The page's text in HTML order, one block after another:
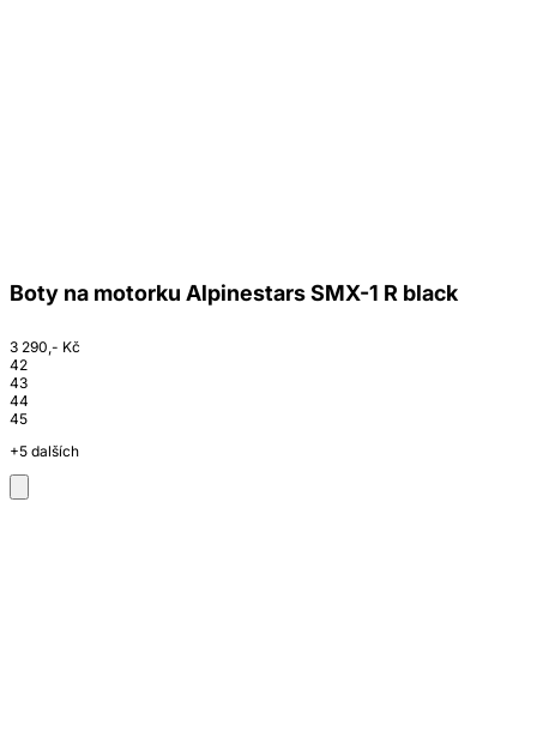
Boty na motorku Alpinestars SMX-1 R black
3 290,- Kč
42
43
44
45
+5 dalších